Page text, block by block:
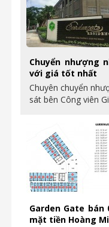
Chuyển nhượng
với giá tốt nhất
Chuyên chuyển
sát bên Công viên
Garden Gate
mặt tiền Hoàng